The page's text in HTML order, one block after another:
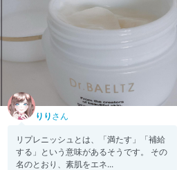
りり さん
リプレニッシュとは、「満たす」「補給
する」という意味があるそうです。 その
名のとおり、素肌をエネ...